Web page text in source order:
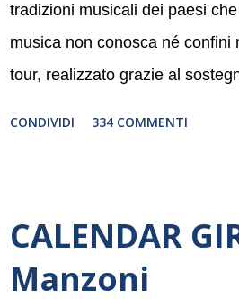
tradizioni musicali dei paesi
musica non conosca né confini
tour, realizzato grazie al
Filarmonico per il festival
anno consecutivo. Il pubblico
CONDIVIDI 334 COMMENTI
CALENDAR
Manzoni